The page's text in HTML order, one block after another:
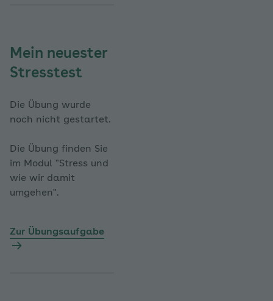
Mein neuester
Stresstest
Die Übung wurde
noch nicht gestartet.
Die Übung finden Sie
im Modul "Stress und
wie wir damit
umgehen".
Zur Übungsaufgabe